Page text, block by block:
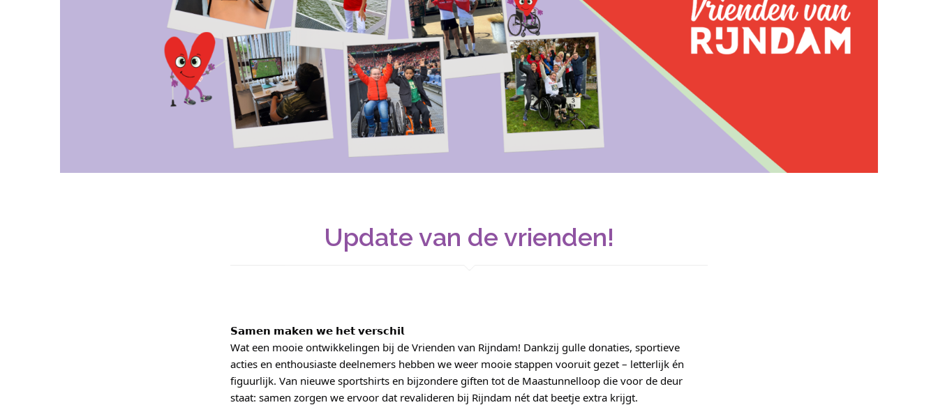
Update van de vrienden!
𝗦𝗮𝗺𝗲𝗻 𝗺𝗮𝗸𝗲𝗻 𝘄𝗲 𝗵𝗲𝘁 𝘃𝗲𝗿𝘀𝗰𝗵𝗶𝗹
Wat een mooie ontwikkelingen bij de Vrienden van Rijndam! Dankzij gulle donaties, sportieve
acties en enthousiaste deelnemers hebben we weer mooie stappen vooruit gezet – letterlijk én
figuurlijk. Van nieuwe sportshirts en bijzondere giften tot de Maastunnelloop die voor de deur
staat: samen zorgen we ervoor dat revalideren bij Rijndam nét dat beetje extra krijgt.